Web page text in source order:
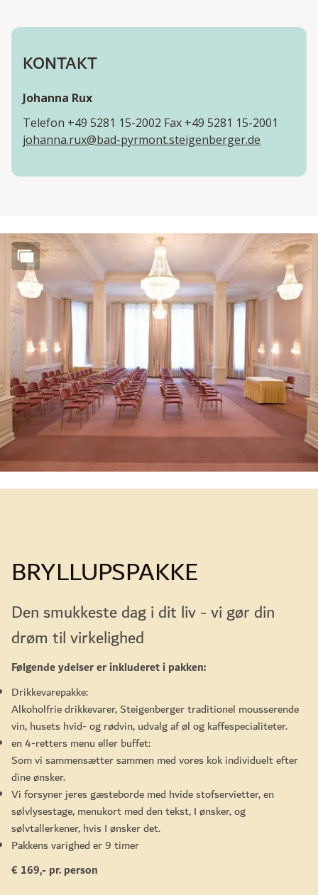
KONTAKT
Johanna Rux
Telefon +49 5281 15-2002 Fax +49 5281 15-2001
johanna.rux@bad-pyrmont.steigenberger.de
BRYLLUPSPAKKE
Den smukkeste dag i dit liv - vi gør din
drøm til virkelighed
Følgende ydelser er inkluderet i pakken:
Drikkevarepakke:
Alkoholfrie drikkevarer, Steigenberger traditionel mousserende
vin, husets hvid- og rødvin, udvalg af øl og kaffespecialiteter.
en 4-retters menu eller buffet:
Som vi sammensætter sammen med vores kok individuelt efter
dine ønsker.
Vi forsyner jeres gæsteborde med hvide stofservietter, en
sølvlysestage, menukort med den tekst, I ønsker, og
sølvtallerkener, hvis I ønsker det.
Pakkens varighed er 9 timer
€ 169,- pr. person